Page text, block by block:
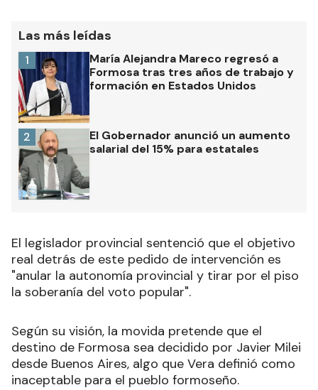
Las más leídas
María Alejandra Mareco regresó a
Formosa tras tres años de trabajo y
formación en Estados Unidos
1
El Gobernador anunció un aumento
salarial del 15% para estatales
2
El legislador provincial sentenció que el objetivo
real detrás de este pedido de intervención es
"anular la autonomía provincial y tirar por el piso
la soberanía del voto popular".
Según su visión, la movida pretende que el
destino de Formosa sea decidido por Javier Milei
desde Buenos Aires, algo que Vera definió como
inaceptable para el pueblo formoseño.